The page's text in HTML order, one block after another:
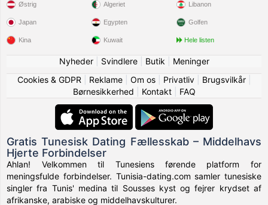
Østrig
Japan
Kina
Algeriet
Egypten
Kuwait
Libanon
Golfen
Hele listen
Nyheder| Svindlere| Butik
Meninger
Cookies & GDPR
Reklame| Om os| Privatliv| Brugsvilkår|
Børnesikkerhed
Kontakt| FAQ
Gratis Tunesisk Dating Fællesskab – Middelhavs
Hjerte Forbindelser
Ahlan! Velkommen til Tunesiens førende platform for
meningsfulde forbindelser. Tunisia-dating.com samler tunesiske
singler fra Tunis' medina til Sousses kyst og fejrer krydset af
afrikanske, arabiske og middelhavskulturer.